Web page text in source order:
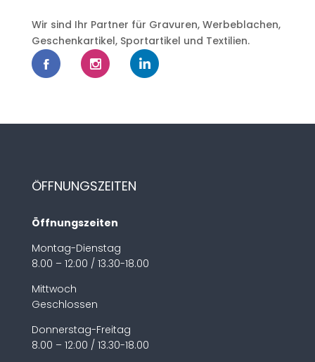
Wir sind Ihr Partner für Gravuren, Werbeblachen,
Geschenkartikel, Sportartikel und Textilien.
ÖFFNUNGSZEITEN
Öffnungszeiten
Montag-Dienstag
8.00 – 12:00 / 13.30-18.00
Mittwoch
Geschlossen
Donnerstag-Freitag
8.00 – 12:00 / 13.30-18.00